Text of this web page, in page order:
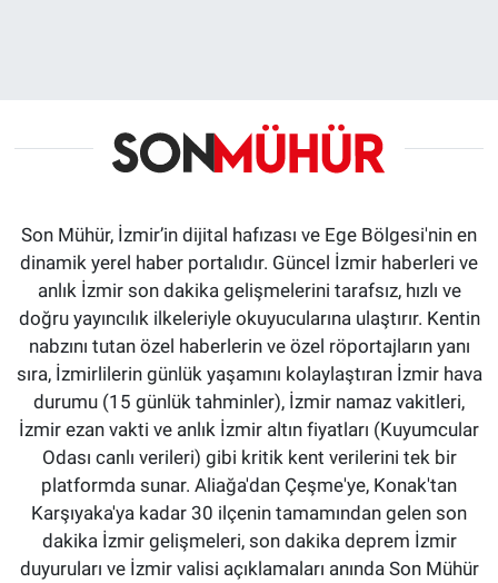
Son Mühür, İzmir’in dijital hafızası ve Ege Bölgesi'nin en
dinamik yerel haber portalıdır. Güncel İzmir haberleri ve
anlık İzmir son dakika gelişmelerini tarafsız, hızlı ve
doğru yayıncılık ilkeleriyle okuyucularına ulaştırır. Kentin
nabzını tutan özel haberlerin ve özel röportajların yanı
sıra, İzmirlilerin günlük yaşamını kolaylaştıran İzmir hava
durumu (15 günlük tahminler), İzmir namaz vakitleri,
İzmir ezan vakti ve anlık İzmir altın fiyatları (Kuyumcular
Odası canlı verileri) gibi kritik kent verilerini tek bir
platformda sunar. Aliağa'dan Çeşme'ye, Konak'tan
Karşıyaka'ya kadar 30 ilçenin tamamından gelen son
dakika İzmir gelişmeleri, son dakika deprem İzmir
duyuruları ve İzmir valisi açıklamaları anında Son Mühür